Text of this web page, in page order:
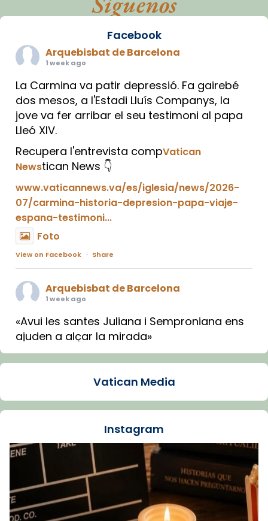
Facebook
Arquebisbat de Barcelona
1 week ago
La Carmina va patir depressió. Fa gairebé
dos mesos, a l'Estadi Lluís Companys, la
jove va fer arribar el seu testimoni al papa
Lleó XIV.
Recupera l'entrevista compVatican
Newstican News 👇
www.vaticannews.va/es/iglesia/news/2026-
07/carmina-historia-depresion-papa-viaje-
espana-testimoni...
Foto
View on Facebook · Share
Arquebisbat de Barcelona
1 week ago
«Avui les santes Juliana i Semproniana ens
ajuden a alçar la mirada»
Mons. Sergi Gordo, bisbe de Tortosa, ha
Santes de Mataró.
🔗tinyurl.com/cvu5jmbk
Foto
View on Facebook Share
Arquebisbat de Barcelonais at Catedral
de Barcelona.
Vatican Media
Instagram